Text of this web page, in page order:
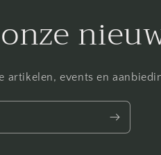
artikelen, events en